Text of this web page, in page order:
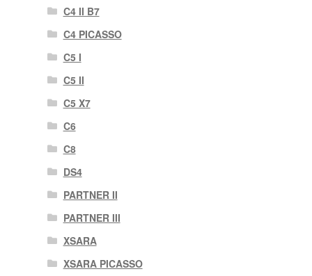
C4 II B7
C4 PICASSO
C5 I
C5 II
C5 X7
C6
C8
DS4
PARTNER II
PARTNER III
XSARA
XSARA PICASSO